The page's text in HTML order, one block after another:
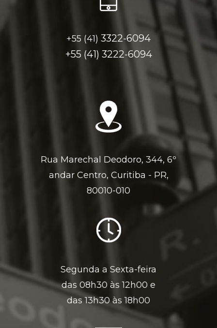
+55 (41) 3322-6094
+55 (41) 3222-6094
Rua Marechal Deodoro, 344, 6º
andar Centro, Curitiba - PR,
80010-010
Segunda a Sexta-feira
das 08h30 às 12h00 e
das 13h30 às 18h00